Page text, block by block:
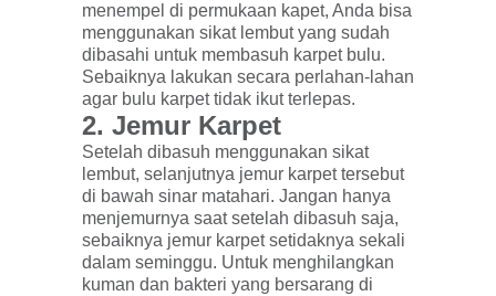
menempel di permukaan kapet, Anda bisa
menggunakan sikat lembut yang sudah
dibasahi untuk membasuh karpet bulu.
Sebaiknya lakukan secara perlahan-lahan
agar bulu karpet tidak ikut terlepas.
2. Jemur Karpet
Setelah dibasuh menggunakan sikat
lembut, selanjutnya jemur karpet tersebut
di bawah sinar matahari. Jangan hanya
menjemurnya saat setelah dibasuh saja,
sebaiknya jemur karpet setidaknya sekali
dalam seminggu. Untuk menghilangkan
kuman dan bakteri yang bersarang di